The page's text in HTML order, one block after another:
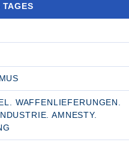
TAGES
WAFFENLIEFERUNGEN.
AMNESTY.